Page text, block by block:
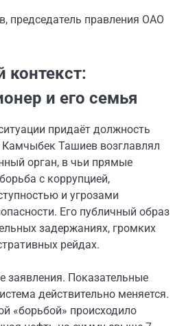
председатель правления ОАО
контекст:
и его семья
придаёт должность
Камчыбек Ташиев возглавлял
орган, в чьи прямые
с коррупцией,
и угрозами
Его публичный образ
задержаниях, громких
рейдах.
заявления. Показательные
действительно меняется.
«борьбой» происходило